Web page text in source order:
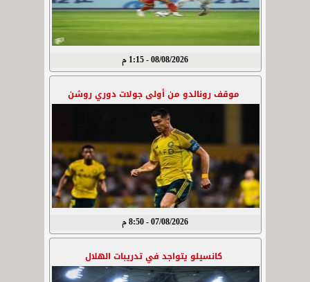
08/08/2026 - 1:15 م
موقف رونالدو من أولى جولات دوري روشن
07/08/2026 - 8:50 م
كانسيلو يتواجد في تدريبات الهلال